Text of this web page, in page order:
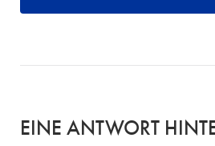
EINE ANTWORT